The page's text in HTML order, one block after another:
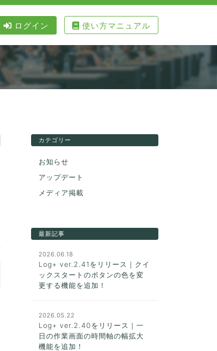
ログイン 使い方マニュアル
カテゴリー
お知らせ
アップデート
メディア掲載
最新記事
2026.06.18
Log+ ver.2.41をリリース｜クイ
ックスタートのボタンの色を変
更する機能を追加！
2026.05.22
Log+ ver.2.40をリリース｜一
日の作業画面の時間軸の幅拡大
機能を追加！